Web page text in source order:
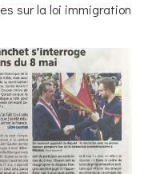
sur la loi immigration